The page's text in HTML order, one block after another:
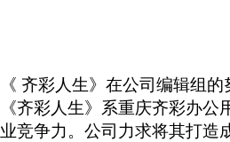
《 齐彩人生》在公司编辑组
《齐彩人生》系重庆齐彩办
业竞争力。公司力求将其打造